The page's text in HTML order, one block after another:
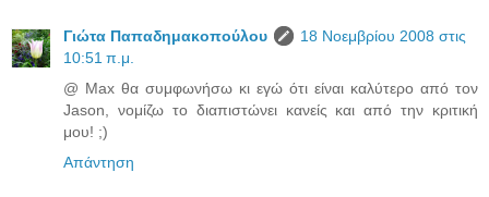
Γιώτα Παπαδημακοπούλου
18 Νοεμβρίου 2008 στις
10:51 π.μ.
@ Max θα συμφωνήσω κι εγώ ότι είναι καλύτερο από τον
Jason, νομίζω το διαπιστώνει κανείς και από την κριτική
μου! ;)
Απάντηση